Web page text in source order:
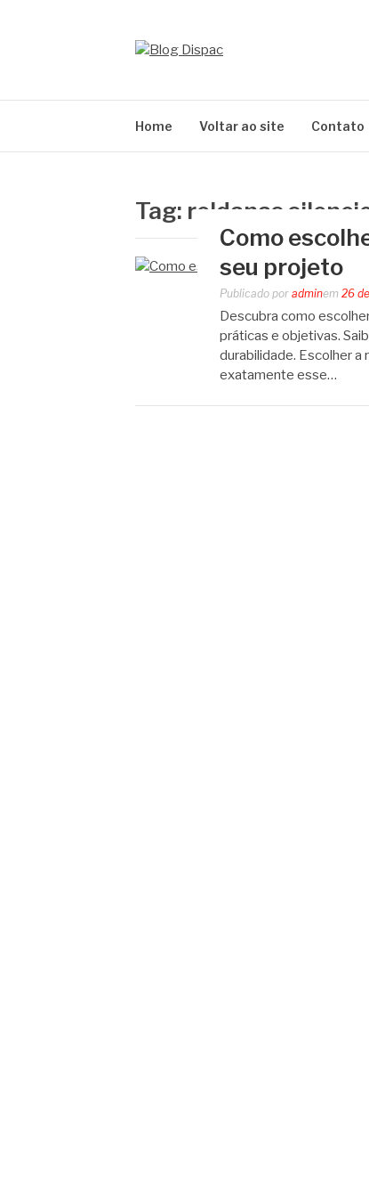
Home Voltar ao site Contato
Tag: roldanas
Como
seu projeto
Publicado por adminem 26
Descubra como
práticas e objetivas.
durabilidade. Escolher
exatamente esse…